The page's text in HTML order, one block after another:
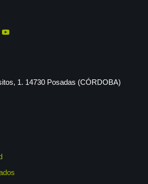
1. 14730 Posadas (CÓRDOBA)